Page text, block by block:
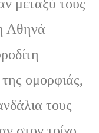
μεταξύ τους
Αθηνά
ομορφιάς,
τους